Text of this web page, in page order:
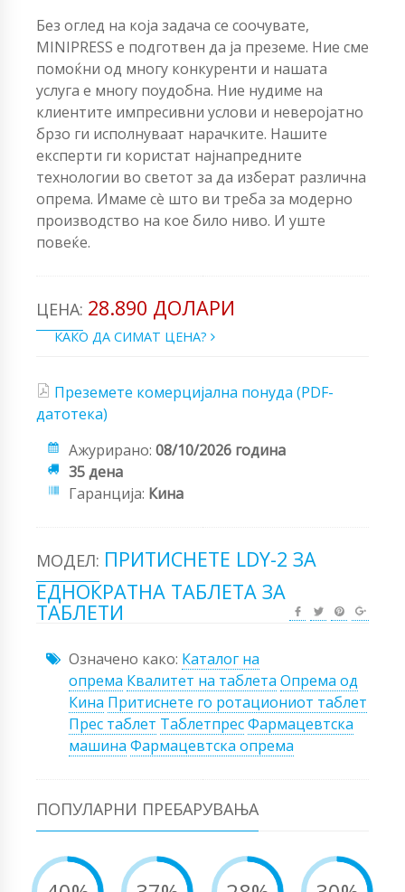
Без оглед на која задача се соочувате,
MINIPRESS е подготвен да ја преземе. Ние сме
помоќни од многу конкуренти и нашата
услуга е многу поудобна. Ние нудиме на
клиентите импресивни услови и неверојатно
брзо ги исполнуваат нарачките. Нашите
експерти ги користат најнапредните
технологии во светот за да изберат различна
опрема. Имаме сè што ви треба за модерно
производство на кое било ниво. И уште
повеќе.
ЦЕНА: 28.890 ДОЛАРИ
КАКО ДА СИМАТ ЦЕНА?
Преземете комерцијална понуда (PDF-
датотека)
Ажурирано: 08/10/2026 година
35 дена
Гаранција: Кина
МОДЕЛ: ПРИТИСНЕТЕ LDY-2 ЗА
ЕДНОКРАТНА ТАБЛЕТА ЗА
ТАБЛЕТИ
Означено како: Каталог на
опрема Квалитет на таблета Опрема од
Кина Притиснете го ротациониот таблет
Прес таблет ТаблетпресФармацевтска
машина Фармацевтска опрема
ПОПУЛАРНИ ПРЕБАРУВАЊА